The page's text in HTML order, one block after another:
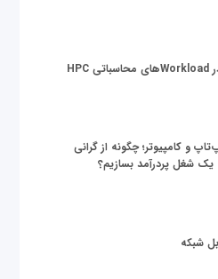
و کامپیوتر؛ چگونه از گرانی
یک شغل پردرآمد بسازیم؟
شبکه